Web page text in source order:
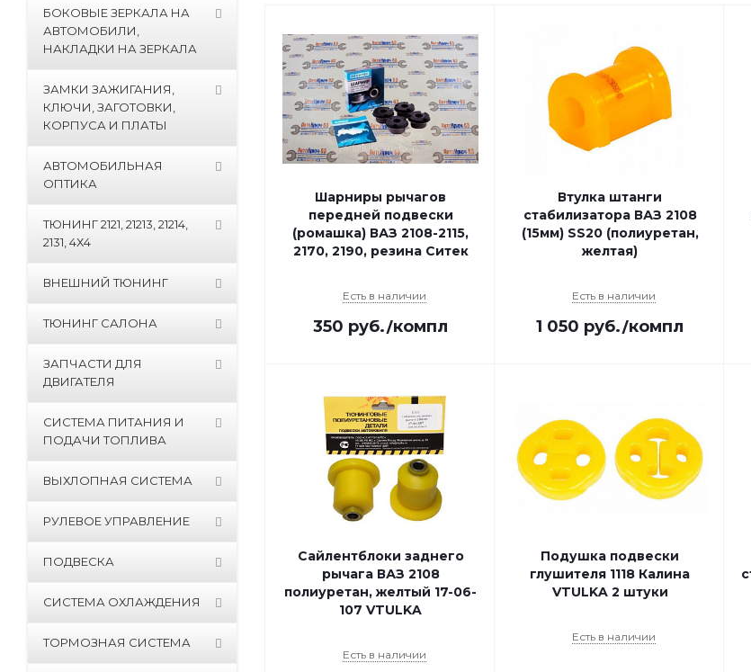
Шарниры рычагов
передней подвески
(ромашка) ВАЗ 2108-2115,
2170, 2190, резина Ситек
Есть в наличии
350 руб./компл
Втулка штанги
стабилизатора ВАЗ 2108
(15мм) SS20 (полиуретан,
желтая)
Есть в наличии
1 050 руб./компл
Сайлентблоки заднего
рычага ВАЗ 2108
полиуретан, желтый 17-06-
107 VTULKA
Есть в наличии
Подушка подвески
глушителя 1118 Калина
VTULKA 2 штуки
Есть в наличии
БОКОВЫЕ ЗЕРКАЛА НА
АВТОМОБИЛИ,
НАКЛАДКИ НА ЗЕРКАЛА
ЗАМКИ ЗАЖИГАНИЯ,
КЛЮЧИ, ЗАГОТОВКИ,
КОРПУСА И ПЛАТЫ
АВТОМОБИЛЬНАЯ
ОПТИКА
ТЮНИНГ 2121, 21213, 21214,
2131, 4Х4
ВНЕШНИЙ ТЮНИНГ
ТЮНИНГ САЛОНА
ЗАПЧАСТИ ДЛЯ
ДВИГАТЕЛЯ
СИСТЕМА ПИТАНИЯ И
ПОДАЧИ ТОПЛИВА
ВЫХЛОПНАЯ СИСТЕМА
РУЛЕВОЕ УПРАВЛЕНИЕ
ПОДВЕСКА
СИСТЕМА ОХЛАЖДЕНИЯ
ТОРМОЗНАЯ СИСТЕМА